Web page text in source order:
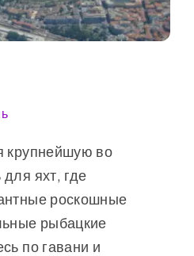
крупнейшую во
яхт, где
роскошные
рыбацкие
по гавани и